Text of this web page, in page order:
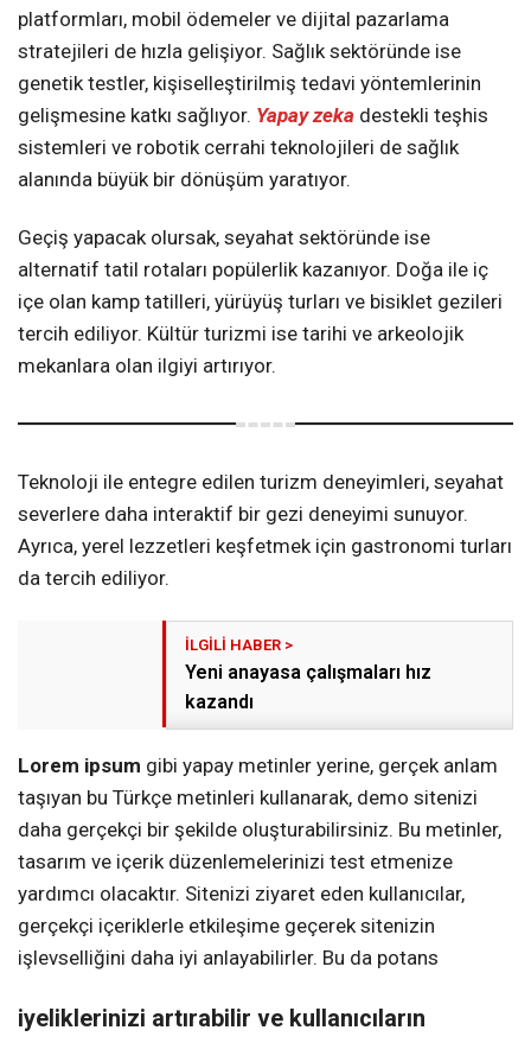
platformları, mobil ödemeler ve dijital pazarlama
stratejileri de hızla gelişiyor. Sağlık sektöründe ise
genetik testler, kişiselleştirilmiş tedavi yöntemlerinin
gelişmesine katkı sağlıyor. Yapay zeka destekli teşhis
sistemleri ve robotik cerrahi teknolojileri de sağlık
alanında büyük bir dönüşüm yaratıyor.
Geçiş yapacak olursak, seyahat sektöründe ise
alternatif tatil rotaları popülerlik kazanıyor. Doğa ile iç
içe olan kamp tatilleri, yürüyüş turları ve bisiklet gezileri
tercih ediliyor. Kültür turizmi ise tarihi ve arkeolojik
mekanlara olan ilgiyi artırıyor.
Teknoloji ile entegre edilen turizm deneyimleri, seyahat
severlere daha interaktif bir gezi deneyimi sunuyor.
Ayrıca, yerel lezzetleri keşfetmek için gastronomi turları
da tercih ediliyor.
Yeni anayasa çalışmaları hız
kazandı
Lorem ipsum gibi yapay metinler yerine, gerçek anlam
taşıyan bu Türkçe metinleri kullanarak, demo sitenizi
daha gerçekçi bir şekilde oluşturabilirsiniz. Bu metinler,
tasarım ve içerik düzenlemelerinizi test etmenize
yardımcı olacaktır. Sitenizi ziyaret eden kullanıcılar,
gerçekçi içeriklerle etkileşime geçerek sitenizin
işlevselliğini daha iyi anlayabilirler. Bu da potans
iyeliklerinizi artırabilir ve kullanıcıların